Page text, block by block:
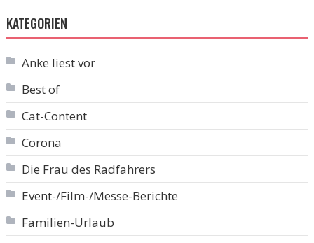
KATEGORIEN
Anke liest vor
Best of
Cat-Content
Corona
Die Frau des Radfahrers
Event-/Film-/Messe-Berichte
Familien-Urlaub